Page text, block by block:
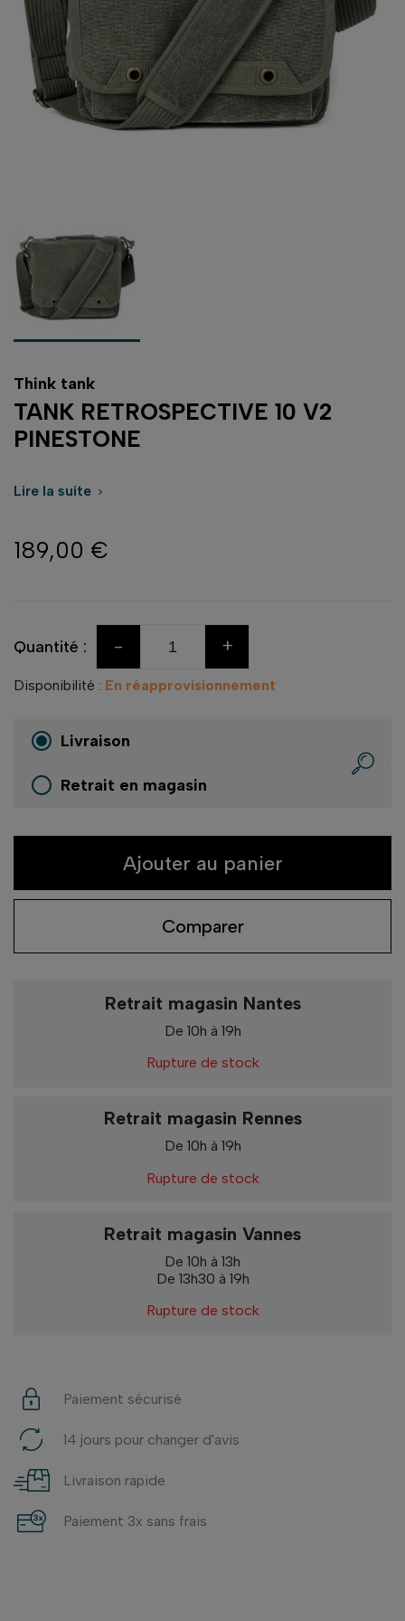
Think tank
TANK RETROSPECTIVE 10 V2
PINESTONE
Lire la suite 
189,00 €
Quantité : - +
Disponibilité : En réapprovisionnement
Livraison
Retrait en magasin
Ajouter au panier
Comparer
Retrait magasin Nantes
De 10h à 19h
Rupture de stock
Retrait magasin Rennes
De 10h à 19h
Rupture de stock
Retrait magasin Vannes
De 10h à 13h
De 13h30 à 19h
Rupture de stock
Paiement sécurisé
14 jours pour changer d'avis
Livraison rapide
Paiement 3x sans frais